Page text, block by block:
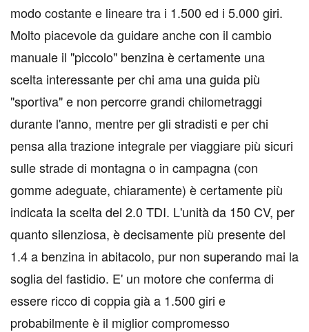
modo costante e lineare tra i 1.500 ed i 5.000 giri.
Molto piacevole da guidare anche con il cambio
manuale il "piccolo" benzina è certamente una
scelta interessante per chi ama una guida più
"sportiva" e non percorre grandi chilometraggi
durante l'anno, mentre per gli stradisti e per chi
pensa alla trazione integrale per viaggiare più sicuri
sulle strade di montagna o in campagna (con
gomme adeguate, chiaramente) è certamente più
indicata la scelta del 2.0 TDI. L'unità da 150 CV, per
quanto silenziosa, è decisamente più presente del
1.4 a benzina in abitacolo, pur non superando mai la
soglia del fastidio. E' un motore che conferma di
essere ricco di coppia già a 1.500 giri e
probabilmente è il miglior compromesso